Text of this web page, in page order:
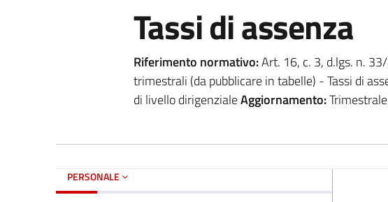
Tassi di assenza
Riferimento normativo:Art. 16, c. 3, d.lgs. n.
trimestrali (da pubblicare in tabelle) - Tassi di
di livello dirigenzialeAggiornamento:
PERSONALE